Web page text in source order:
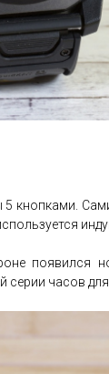
кнопками.
появился
часов